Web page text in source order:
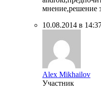
мнение,решение
10.08.2014 в
Alex Mikhailov
Участник